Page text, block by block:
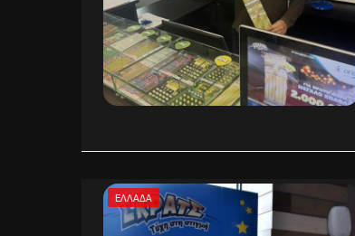
ΕΛΛΆΔΑ